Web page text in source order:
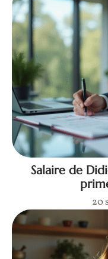
Salaire de
20